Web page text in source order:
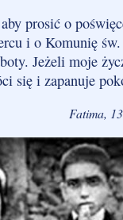
prosić o
i o Komunię św.
Jeżeli moje
się i zapanuje
Fatima,